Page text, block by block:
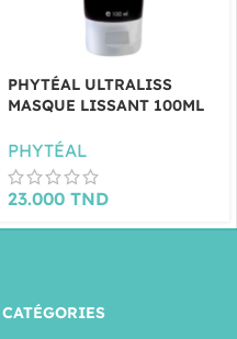
PHYTÉAL ULTRALISS
MASQUE LISSANT 100ML
PHYTÉAL
23.000 TND
CATÉGORIES